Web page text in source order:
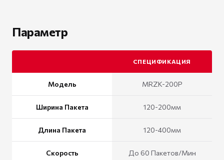
Параметр
СПЕЦИФИКАЦИЯ
Модель MRZK-200P
Ширина Пакета 120-200мм
Длина Пакета 120-400мм
Скорость До 60 Пакетов/Мин